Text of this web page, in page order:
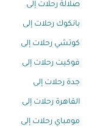
صلالة رحلات إلى
بانكوك رحلات إلى
كوتشي رحلات إلى
فوكيت رحلات إلى
جدة رحلات إلى
القاهرة رحلات إلى
مومباي رحلات إلى